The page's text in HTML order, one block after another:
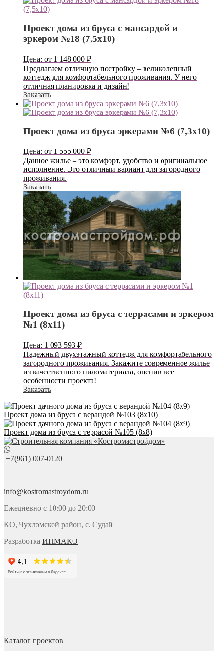
Проект дома из бруса с мансардой и
эркером №18 (7,5х10)
Цена: от 1 148 000 ₽
Предлагаем отличную постройку – великолепный
коттедж для комфортабельного проживания. У него
отличная планировка и дизайн!
Заказать
Проект дома из бруса эркерами №6 (7,3х10)
Цена: от 1 555 000 ₽
Данное жилье – это комфорт, удобство и оригинальное
исполнение. Это отличный вариант для загородного
проживания.
Заказать
Проект дома из бруса с террасами и эркером
№1 (8х11)
Цена: 1 093 593 ₽
Надежный двухэтажный коттедж для комфортабельного
загородного проживания. Закажите современное жилье
из качественного пиломатериала, оценив все
особенности проекта!
Заказать
Проект дома из бруса с верандой №103 (8х10)
Проект дома из бруса с террасой №105 (8х8)
+7(961) 007-0120
info@kostromastroydom.ru
Ежедневно с 10:00 до 20:00
КО, Чухломской район, с. Судай
Разработка ИНМАКО
Каталог проектов